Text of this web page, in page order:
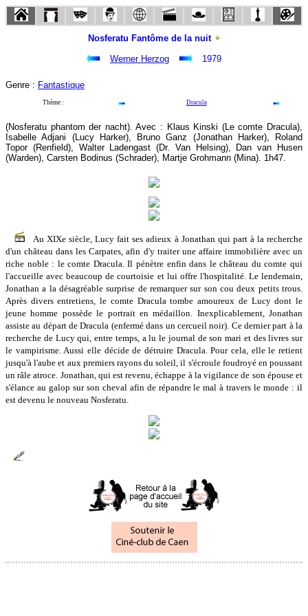
Nosferatu Fantôme de la nuit
Werner Herzog
1979
Genre : Fantastique
Thème : Dracula
(Nosferatu phantom der nacht). Avec : Klaus Kinski (Le comte Dracula),
Isabelle Adjani (Lucy Harker), Bruno Ganz (Jonathan Harker), Roland
Topor (Renfield), Walter Ladengast (Dr. Van Helsing), Dan van Husen
(Warden), Carsten Bodinus (Schrader), Martje Grohmann (Mina). 1h47.
Au XIXe siècle, Lucy fait ses adieux à Jonathan qui part à la recherche
d'un château dans les Carpates, afin d'y traiter une affaire immobilière avec un
riche noble : le comte Dracula. Il pénètre enfin dans le château du comte qui
l'accueille avec beaucoup de courtoisie et lui offre l'hospitalité. Le lendemain,
Jonathan a la désagréable surprise de remarquer sur son cou deux petits trous.
Après divers entretiens, le comte Dracula tombe amoureux de Lucy dont le
jeune homme possède le portrait en médaillon. Inexplicablement, Jonathan
assiste au départ de Dracula (enfermé dans un cercueil noir). Ce dernier part à la
recherche de Lucy qui, entre temps, a lu le journal de son mari et des livres sur
le vampirisme. Aussi elle décide de détruire Dracula. Pour cela, elle le retient
jusqu'à l'aube et aux premiers rayons du soleil, il s'écroule foudroyé en poussant
un râle atroce. Jonathan, qui est revenu, échappe à la vigilance de son épouse et
s'élance au galop sur son cheval afin de répandre le mal à travers le monde : il
est devenu le nouveau Nosferatu.